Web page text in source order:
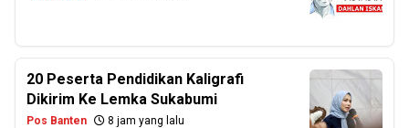
20 Peserta Pendidikan Kaligrafi
Dikirim Ke Lemka Sukabumi
Pos Banten 8 jam yang lalu